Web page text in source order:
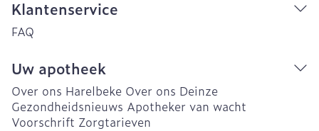
Klantenservice
FAQ
Uw apotheek
Over ons Harelbeke Over ons Deinze
Gezondheidsnieuws Apotheker van wacht
Voorschrift Zorgtarieven